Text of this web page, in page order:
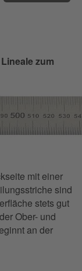
zum
mit einer
sind
stets gut
Ober- und
an der